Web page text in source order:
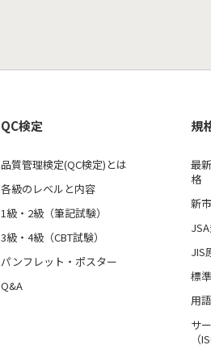
QC検定
品質管理検定(QC検定)とは
各級のレベルと内容
1級・2級（筆記試験）
3級・4級（CBT試験）
パンフレット・ポスター
Q&A
規
最
格
新
JIS
標
用
サ
（